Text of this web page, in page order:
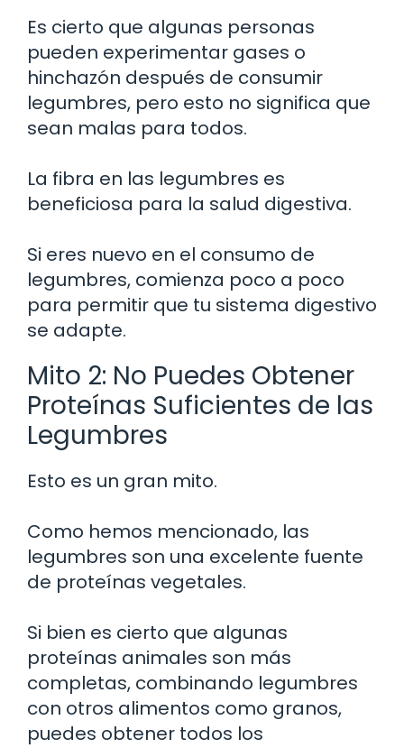
Es cierto que algunas personas
pueden experimentar gases o
hinchazón después de consumir
legumbres, pero esto no significa que
sean malas para todos.
La fibra en las legumbres es
beneficiosa para la salud digestiva.
Si eres nuevo en el consumo de
legumbres, comienza poco a poco
para permitir que tu sistema digestivo
se adapte.
Mito 2: No Puedes Obtener
Proteínas Suficientes de las
Legumbres
Esto es un gran mito.
Como hemos mencionado, las
legumbres son una excelente fuente
de proteínas vegetales.
Si bien es cierto que algunas
proteínas animales son más
completas, combinando legumbres
con otros alimentos como granos,
puedes obtener todos los